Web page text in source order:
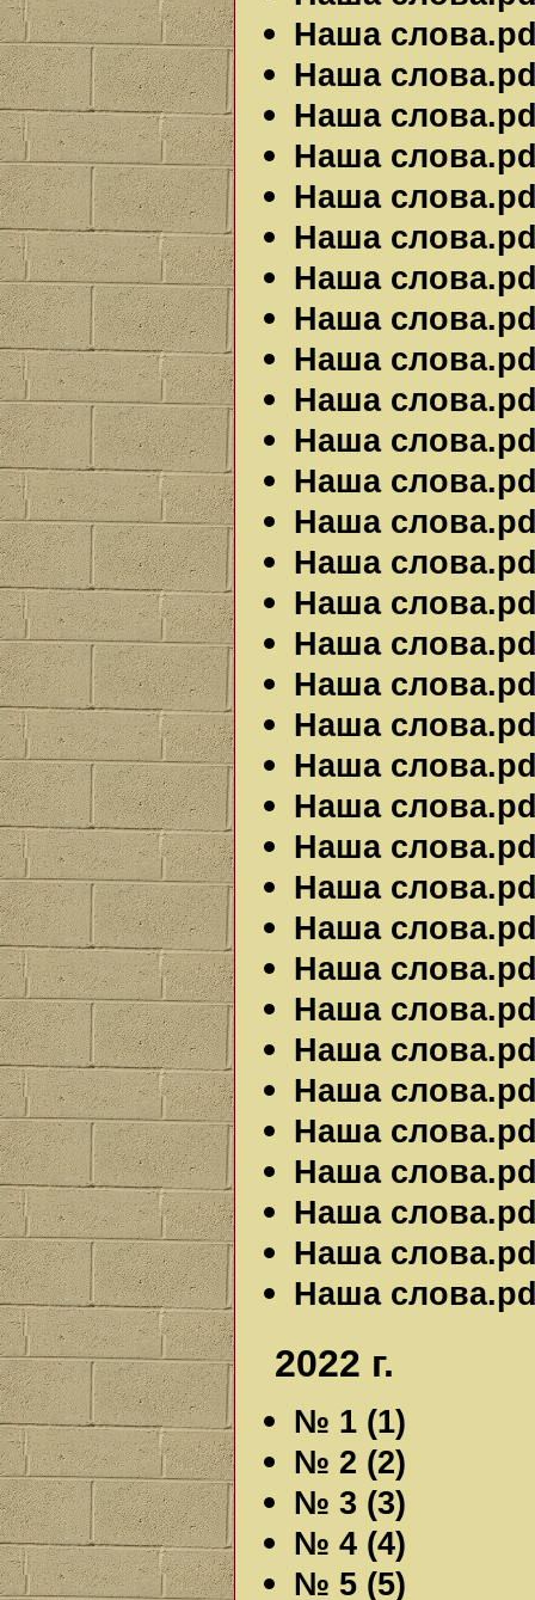
Наша
Наша
Наша
Наша
Наша
Наша
Наша
Наша
Наша
Наша
Наша
Наша
Наша
Наша
Наша
Наша
Наша
Наша
Наша
Наша
Наша
Наша
Наша
Наша
Наша
Наша
Наша
Наша
Наша
Наша
Наша
Наша
2022 г.
№ 1 (1)
№ 2 (2)
№ 3 (3)
№ 4 (4)
№ 5 (5)